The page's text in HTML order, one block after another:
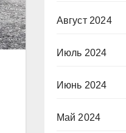
Август 2024
Июль 2024
Июнь 2024
Май 2024